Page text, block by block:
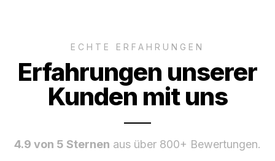
ECHTE ERFAHRUNGEN
Erfahrungen unserer
Kunden mit uns
4.9 von 5 Sternen aus über 800+ Bewertungen.